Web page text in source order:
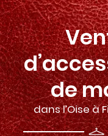
de
dans l’Oise à